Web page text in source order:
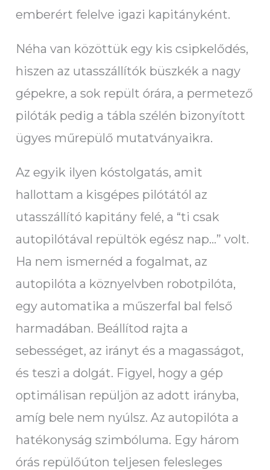
emberért felelve igazi kapitányként.
Néha van közöttük egy kis csipkelődés,
hiszen az utasszállítók büszkék a nagy
gépekre, a sok repült órára, a permetező
pilóták pedig a tábla szélén bizonyított
ügyes műrepülő mutatványaikra.
Az egyik ilyen kóstolgatás, amit
hallottam a kisgépes pilótától az
utasszállító kapitány felé, a “ti csak
autopilótával repültök egész nap…” volt.
Ha nem ismernéd a fogalmat, az
autopilóta a köznyelvben robotpilóta,
egy automatika a műszerfal bal felső
harmadában. Beállítod rajta a
sebességet, az irányt és a magasságot,
és teszi a dolgát. Figyel, hogy a gép
optimálisan repüljön az adott irányba,
amíg bele nem nyúlsz. Az autopilóta a
hatékonyság szimbóluma. Egy három
órás repülőúton teljesen felesleges